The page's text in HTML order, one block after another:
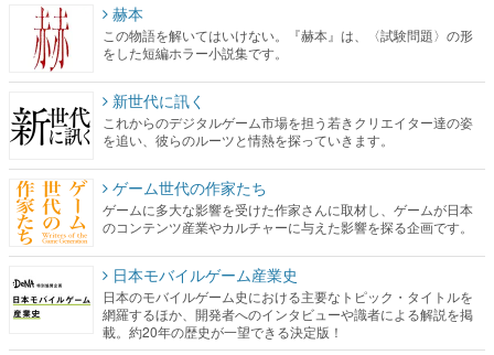
赫本
この物語を解いてはいけない。『赫本』は、〈試験問題〉の形
をした短編ホラー小説集です。
新世代に訊く
これからのデジタルゲーム市場を担う若きクリエイター達の姿
を追い、彼らのルーツと情熱を探っていきます。
ゲーム世代の作家たち
ゲームに多大な影響を受けた作家さんに取材し、ゲームが日本
のコンテンツ産業やカルチャーに与えた影響を探る企画です。
日本モバイルゲーム産業史
日本のモバイルゲーム史における主要なトピック・タイトルを
網羅するほか、開発者へのインタビューや識者による解説を掲
載。約20年の歴史が一望できる決定版！